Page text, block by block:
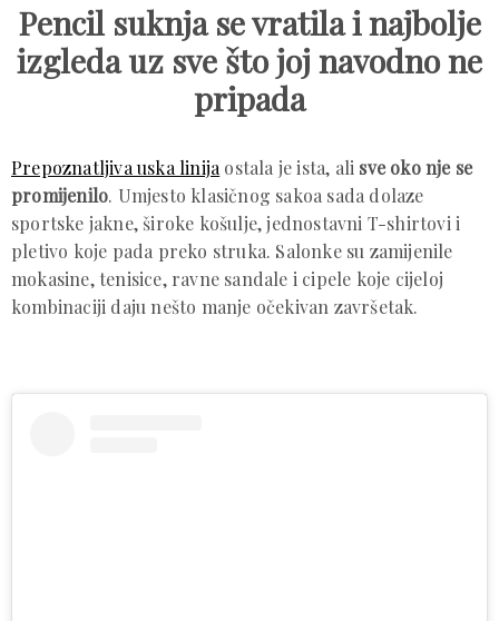
Pencil suknja se vratila i najbolje
izgleda uz sve što joj navodno ne
pripada
Prepoznatljiva uska linija ostala je ista, ali sve oko nje se
promijenilo. Umjesto klasičnog sakoa sada dolaze
sportske jakne, široke košulje, jednostavni T-shirtovi i
pletivo koje pada preko struka. Salonke su zamijenile
mokasine, tenisice, ravne sandale i cipele koje cijeloj
kombinaciji daju nešto manje očekivan završetak.